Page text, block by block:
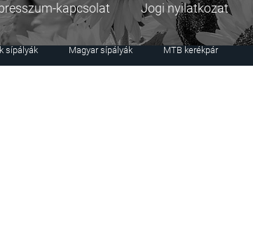
kapcsolat Jogi nyilatkozat
sípályák Magyar sípályák MTB kerékpár